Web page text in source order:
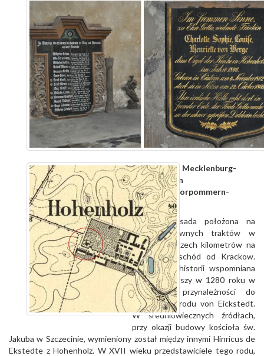
Bundesland: Mecklenburg-
Vorpommern
Landkreis:Vorpommern-
Greifswald
Niewielka osada położona na
uboczu głównych traktów w
odległości trzech kilometrów na
północny wschód od Krackow.
Na kartach historii wspomniana
po raz pierwszy w 1280 roku w
kontekście przynależności do
rycerskiego rodu von Eickstedt.
W średniowiecznych źródłach,
przy okazji budowy kościoła św.
Jakuba w Szczecinie, wymieniony został między innymi Hinricus de
Ekstedte z Hohenholz. W XVII wieku przedstawiciele tego rodu,